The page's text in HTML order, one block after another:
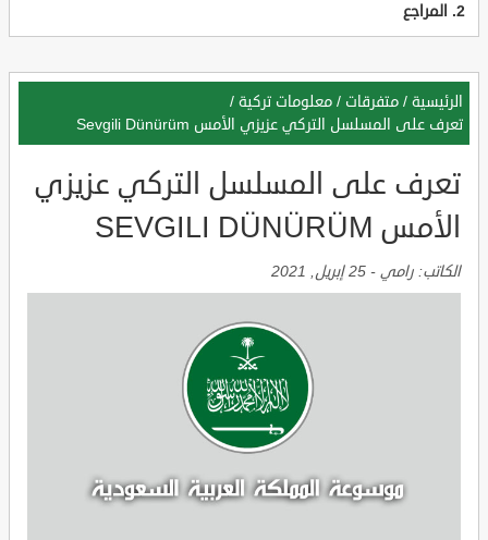
المراجع
الرئيسية / متفرقات / معلومات تركية /
تعرف على المسلسل التركي عزيزي الأمس Sevgili Dünürüm
تعرف على المسلسل التركي عزيزي
الأمس SEVGILI DÜNÜRÜM
الكاتب: رامي - 25 إبريل, 2021